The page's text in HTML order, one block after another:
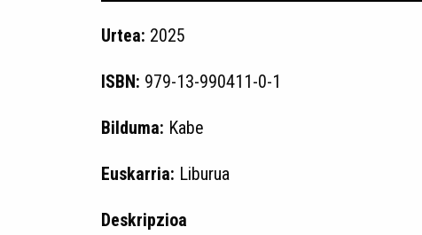
Urtea: 2025
ISBN: 979-13-990411-0-1
Bilduma: Kabe
Euskarria: Liburua
Deskripzioa